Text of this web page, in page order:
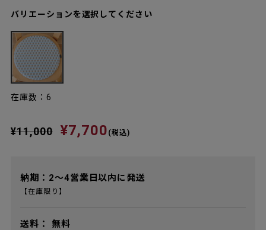
バリエーションを選択してください
在庫数：6
¥11,000 ¥7,700 (税込)
納期：2～4営業日以内に発送
【在庫限り】
送料： 無料